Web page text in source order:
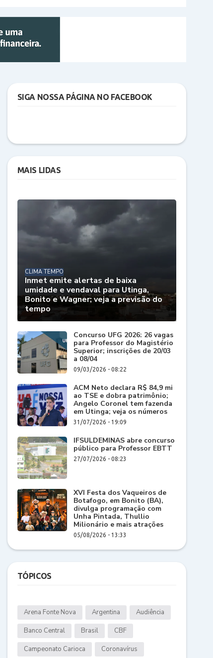
SIGA NOSSA PÁGINA NO FACEBOOK
MAIS LIDAS
CLIMA TEMPO
Inmet emite alertas de baixa
umidade e vendaval para Utinga,
Bonito e Wagner; veja a previsão do
tempo
Concurso UFG 2026: 26 vagas
para Professor do Magistério
Superior; inscrições de 20/03
a 08/04
09/03/2026 - 08:22
ACM Neto declara R$ 84,9 mi
ao TSE e dobra patrimônio;
Angelo Coronel tem fazenda
em Utinga; veja os números
31/07/2026 - 19:09
IFSULDEMINAS abre concurso
público para Professor EBTT
27/07/2026 - 08:23
XVI Festa dos Vaqueiros de
Botafogo, em Bonito (BA),
divulga programação com
Unha Pintada, Thullio
Milionário e mais atrações
05/08/2026 - 13:33
TÓPICOS
Arena Fonte Nova Argentina Audiência
Banco Central Brasil CBF
Campeonato Carioca Coronavírus